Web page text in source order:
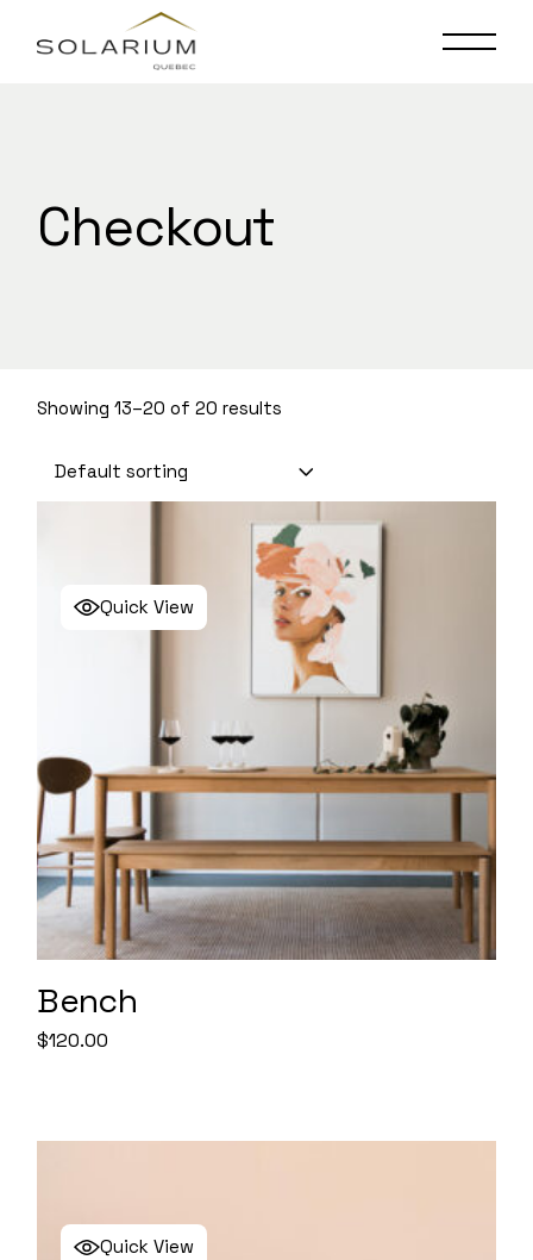
content
Checkout
Showing 13–20 of 20 results
Default sorting
Quick View
Bench
$120.00
Quick View